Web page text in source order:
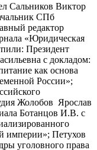
Сальников Виктор
СПб
редактор
«Юридическая
Президент
с докладом:
как основа
России»;
Жолобов Ярослав
Ботанцов И.В. с
империи»; Петухов
уголовного права